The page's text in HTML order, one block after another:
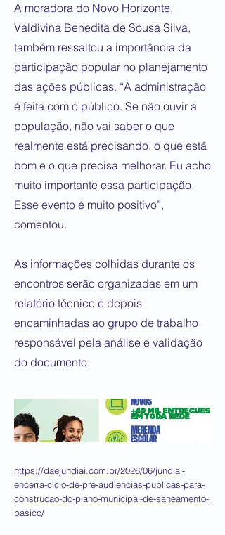
A moradora do Novo Horizonte,
Valdivina Benedita de Sousa Silva,
também ressaltou a importância da
participação popular no planejamento
das ações públicas. “A administração
é feita com o público. Se não ouvir a
população, não vai saber o que
realmente está precisando, o que está
bom e o que precisa melhorar. Eu acho
muito importante essa participação.
Esse evento é muito positivo”,
comentou.
As informações colhidas durante os
encontros serão organizadas em um
relatório técnico e depois
encaminhadas ao grupo de trabalho
responsável pela análise e validação
do documento.
https://daejundiai.com.br/2026/06/jundiai-
encerra-ciclo-de-pre-audiencias-publicas-para-
construcao-do-plano-municipal-de-saneamento-
basico/